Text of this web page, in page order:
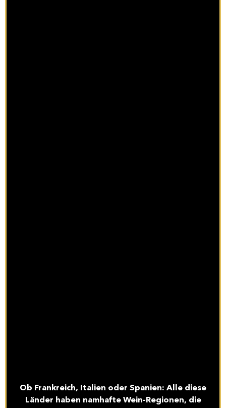
Ob Frankreich, Italien oder Spanien: Alle diese
Länder haben namhafte Wein-Regionen, die